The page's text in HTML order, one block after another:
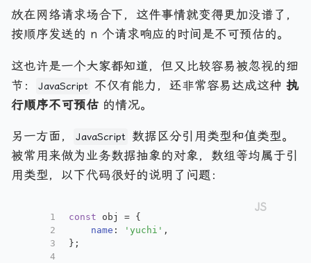
放在网络请求场合下，这件事情就变得更加没谱了，
按顺序发送的 n 个请求响应的时间是不可预估的。
这也许是一个大家都知道，但又比较容易被忽视的细
节：
JavaScript 不仅有能力，还非常容易达成这种 执
行顺序不可预估 的情况。
另一方面， JavaScript 数据区分引用类型和值类型。
被常用来做为业务数据抽象的对象，数组等均属于引
用类型，以下代码很好的说明了问题：
1
2
3
4
const obj = {
name : 'yuchi' ,
};